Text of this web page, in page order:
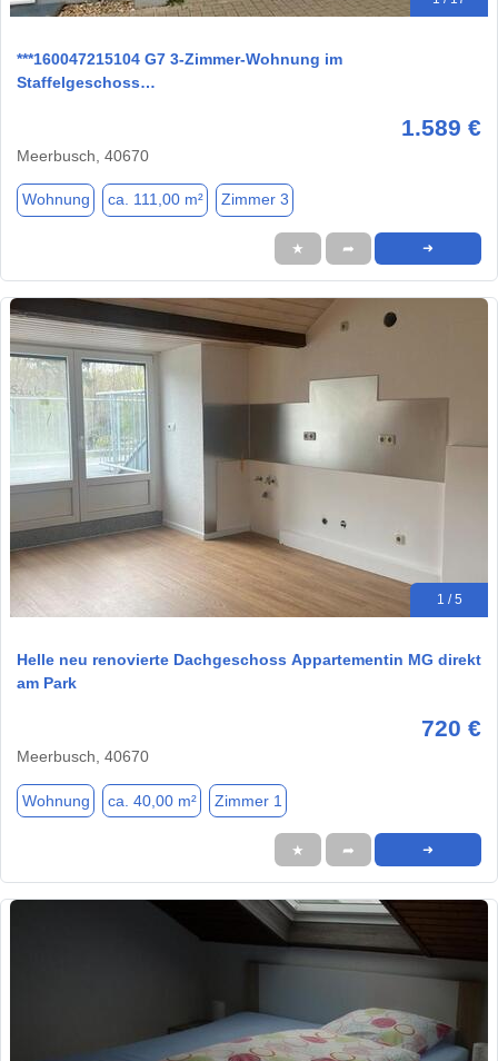
***160047215104 G7 3-Zimmer-Wohnung im
Staffelgeschoss…
1.589 €
Meerbusch, 40670
Wohnung ca. 111,00 m² Zimmer 3
★ ➦ ➜
1 / 5
Helle neu renovierte Dachgeschoss Appartementin MG direkt
am Park
720 €
Meerbusch, 40670
Wohnung ca. 40,00 m² Zimmer 1
★ ➦ ➜